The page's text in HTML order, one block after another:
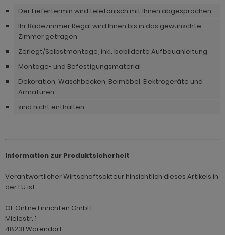
Der Liefertermin wird telefonisch mit Ihnen abgesprochen
Ihr Badezimmer Regal wird Ihnen bis in das gewünschte
Zimmer getragen
Zerlegt/Selbstmontage, inkl. bebilderte Aufbauanleitung
Montage- und Befestigungsmaterial
Dekoration, Waschbecken, Beimöbel, Elektrogeräte und
Armaturen
sind nicht enthalten
Information zur Produktsicherheit
Verantwortlicher Wirtschaftsakteur hinsichtlich dieses Artikels in
der EU ist:
OE Online Einrichten GmbH
Mielestr. 1
48231 Warendorf
Starlet
Stove Old Style hell
Stove weiß Pinie
Sunroof
Vestland
Ward
Rovola
Rubin weiß
Scandik
Sentra
Seyne
Stove Old Style hell
Sunroof
Synnax
Timber